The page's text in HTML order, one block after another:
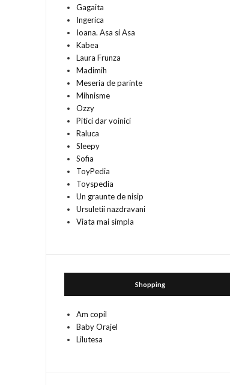
Gagaita
Ingerica
Ioana. Asa si Asa
Kabea
Laura Frunza
Madimih
Meseria de parinte
Mihnisme
Ozzy
Pitici dar voinici
Raluca
Sleepy
Sofia
ToyPedia
Toyspedia
Un graunte de nisip
Ursuletii nazdravani
Viata mai simpla
Shopping
Am copil
Baby Orajel
Lilutesa